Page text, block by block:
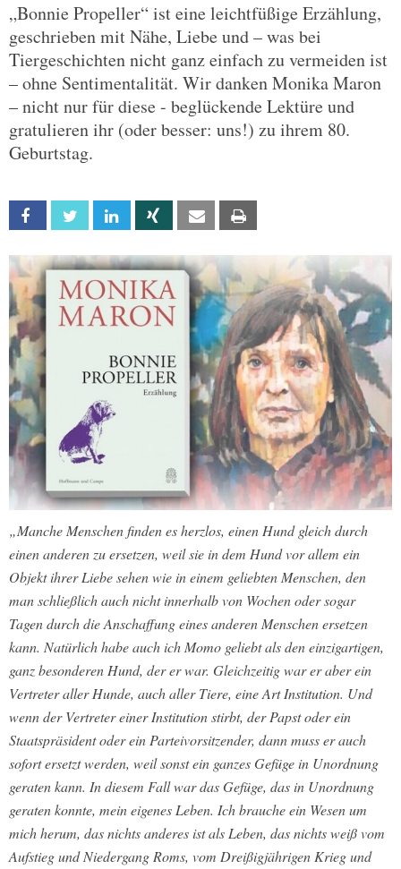
„Bonnie Propeller“ ist eine leichtfüßige Erzählung,
geschrieben mit Nähe, Liebe und – was bei
Tiergeschichten nicht ganz einfach zu vermeiden ist
– ohne Sentimentalität. Wir danken Monika Maron
– nicht nur für diese - beglückende Lektüre und
gratulieren ihr (oder besser: uns!) zu ihrem 80.
Geburtstag.
Facebook Twitter Linkedin Xing Email
„Manche Menschen finden es herzlos, einen Hund gleich durch
einen anderen zu ersetzen, weil sie in dem Hund vor allem ein
Objekt ihrer Liebe sehen wie in einem geliebten Menschen, den
man schließlich auch nicht innerhalb von Wochen oder sogar
Tagen durch die Anschaffung eines anderen Menschen ersetzen
kann. Natürlich habe auch ich Momo geliebt als den einzigartigen,
ganz besonderen Hund, der er war. Gleichzeitig war er aber ein
Vertreter aller Hunde, auch aller Tiere, eine Art Institution. Und
wenn der Vertreter einer Institution stirbt, der Papst oder ein
Staatspräsident oder ein Parteivorsitzender, dann muss er auch
sofort ersetzt werden, weil sonst ein ganzes Gefüge in Unordnung
geraten kann. In diesem Fall war das Gefüge, das in Unordnung
geraten konnte, mein eigenes Leben. Ich brauche ein Wesen um
mich herum, das nichts anderes ist als Leben, das nichts weiß vom
Aufstieg und Niedergang Roms, vom Dreißigjährigen Krieg und